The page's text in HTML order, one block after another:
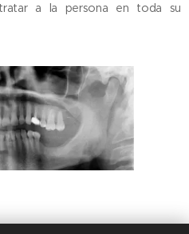
a la persona en toda su